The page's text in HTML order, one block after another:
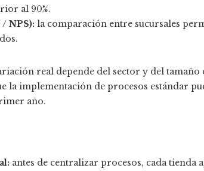
al 90%.
NPS): la comparación entre sucursales
real depende del sector y del
la implementación de procesos estándar
año.
antes de centralizar procesos, cada